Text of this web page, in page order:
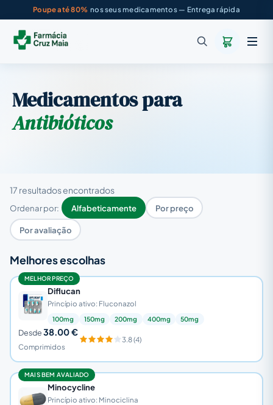
Poupe até 80% nos seus medicamentos — Entrega rápida
Medicamentos para
Antibióticos
17 resultados encontrados
Ordenar por: Alfabeticamente Por preço
Por avaliação
Melhores escolhas
MELHOR PREÇO
Diflucan
Princípio ativo: Fluconazol
100mg 150mg 200mg 400mg 50mg
Desde38.00 €
Comprimidos
3.8 (4)
MAIS BEM AVALIADO
Minocycline
Princípio ativo: Minociclina